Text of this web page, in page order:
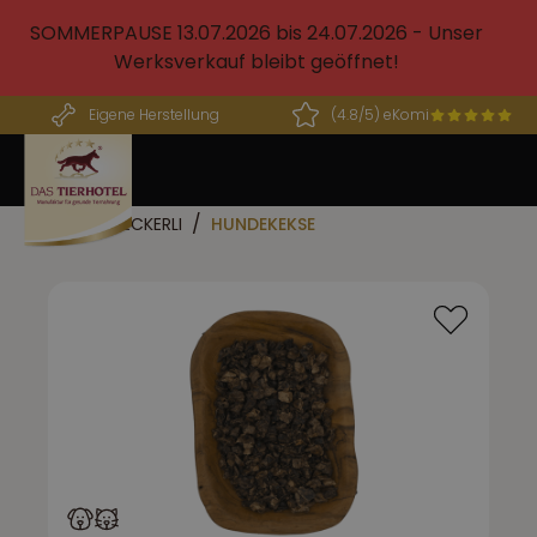
springen
SOMMERPAUSE 13.07.2026 bis 24.07.2026 - Unser
Werksverkauf bleibt geöffnet!
Eigene Herstellung (4.8/5) eKomi
BARF LECKERLI HUNDEKEKSE